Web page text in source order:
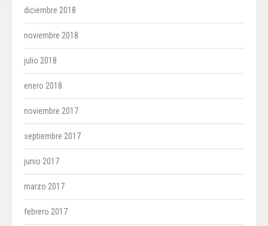
diciembre 2018
noviembre 2018
julio 2018
enero 2018
noviembre 2017
septiembre 2017
junio 2017
marzo 2017
febrero 2017